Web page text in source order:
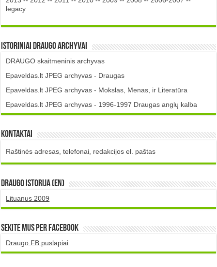
legacy
Istoriniai DRAUGO Archyvai
DRAUGO skaitmeninis archyvas
Epaveldas.lt JPEG archyvas - Draugas
Epaveldas.lt JPEG archyvas - Mokslas, Menas, ir Literatūra
Epaveldas.lt JPEG archyvas - 1996-1997 Draugas anglų kalba
Kontaktai
Raštinės adresas, telefonai, redakcijos el. paštas
DRAUGO istorija (EN)
Lituanus 2009
Sekite mus per Facebook
Draugo FB puslapiai